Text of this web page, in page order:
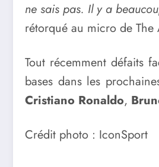
ne sais pas. Il y a
rétorqué au micro de The
Tout récemment défaits
bases dans les
Cristiano Ronaldo,
Crédit photo : IconSport